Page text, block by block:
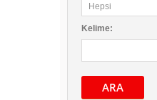
Kelime:
ARA